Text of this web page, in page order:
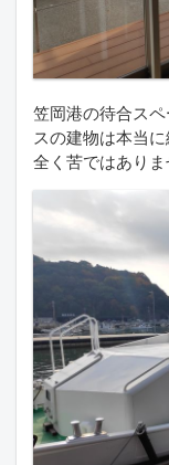
笠岡港の待合ス
スの建物は本当
全く苦ではありま